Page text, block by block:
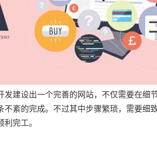
建设出一个完善的网站，不仅需要在细
紊的完成。不过其中步骤繁琐，需要细
完工。